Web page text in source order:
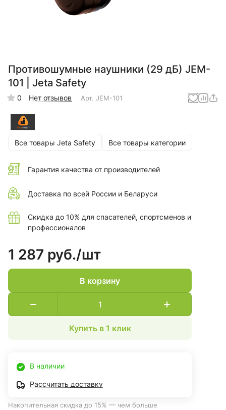
Противошумные наушники (29 дБ) JEM-
101 | Jeta Safety
0 Нет отзывов Арт. JEM-101
Все товары Jeta Safety Все товары категории
Гарантия качества от производителей
Доставка по всей России и Беларуси
Скидка до 10% для спасателей, спортсменов и
профессионалов
1 287 руб./шт
В корзину
Купить в 1 клик
В наличии
Рассчитать доставку
Накопительная скидка до 15% — чем больше